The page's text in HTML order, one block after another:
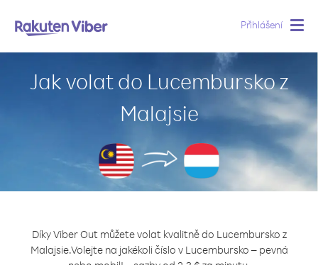
Přihlášení
Jak volat do Lucembursko z
Malajsie
Díky Viber Out můžete volat kvalitně do Lucembursko z
Malajsie.Volejte na jakékoli číslo v Lucembursko – pevná